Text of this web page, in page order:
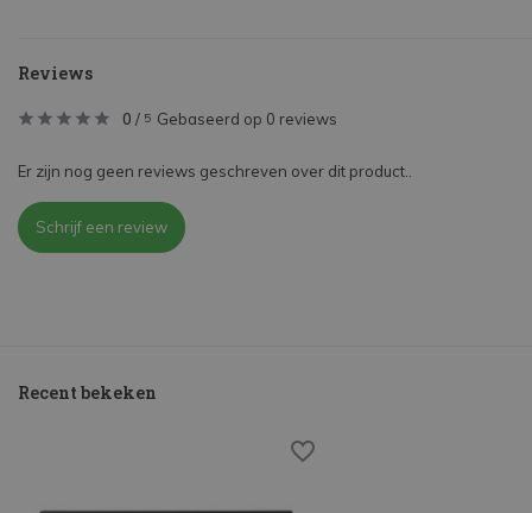
Reviews
0 / 5 Gebaseerd op 0 reviews
Er zijn nog geen reviews geschreven over dit product..
Schrijf een review
Recent bekeken